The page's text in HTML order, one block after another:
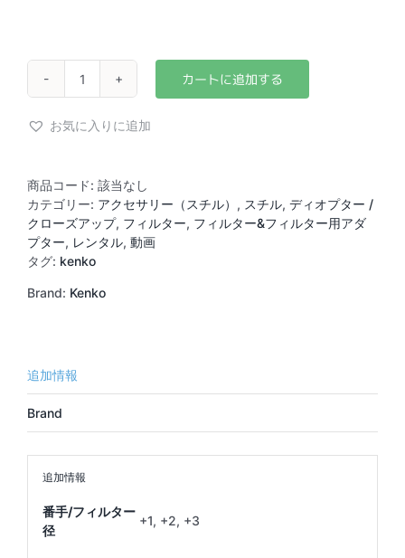
Kenko
ロ
ア
ッ
プ
レ
ン
82mm
お気に入りに追加
商品コード: 該当なし
カテゴリー: アクセサリー（スチル） , スチル, ディオプター /
クローズアップ, フィルター, フィルター&フィルター用アダ
プター, レンタル, 動画
タグ: kenko
Brand: Kenko
追加情報
Brand
追加情報
番手/フィルター
径
+1, +2, +3